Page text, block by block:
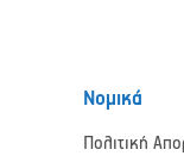
Νομικά
Πολιτική